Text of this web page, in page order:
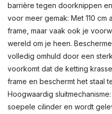
barrière tegen doorknippen
voor meer gemak: Met 110
frame, maar vaak ook je
wereld om je heen.
volledig omhuld door een
voorkomt dat de ketting
frame en beschermt het staal
Hoogwaardig
soepele cilinder en wordt